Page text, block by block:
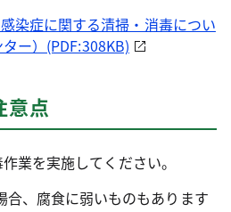
染症に関する清掃・消毒につい
ー）(PDF:308KB)
意点
業を実施してください。
合、腐食に弱いものもあります